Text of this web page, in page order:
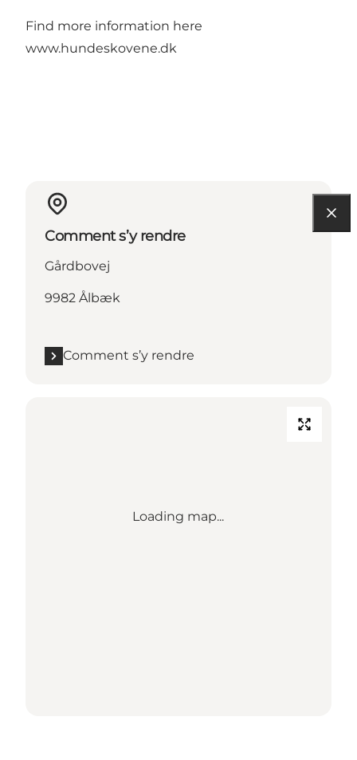
Find more information here
www.hundeskovene.dk
Comment s’y rendre
Gårdbovej
9982 Ålbæk
Comment s’y rendre
Loading map...